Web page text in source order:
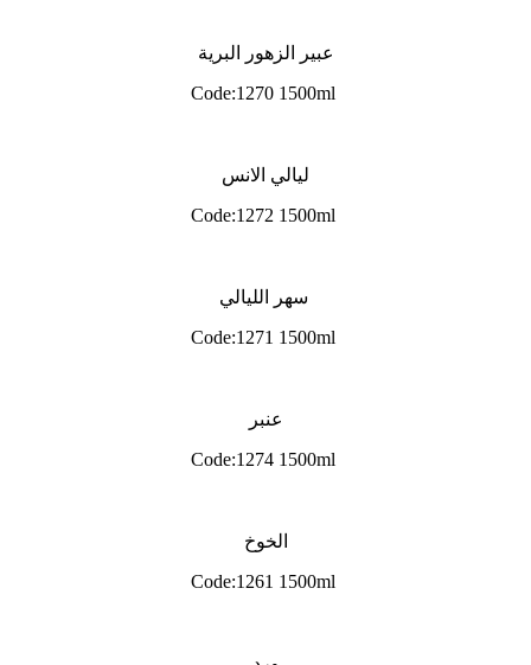
عبير الزهور البرية
Code:1270 1500ml
ليالي الانس
Code:1272 1500ml
Code:1271 1500ml
عنبر
Code:1274 1500ml
الخوخ
Code:1261 1500ml